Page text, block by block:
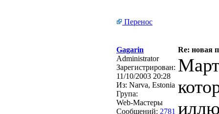
Перенос
Gagarin
Re: новая
Administrator
Зарегистрирован:
11/10/2003 20:28
Из: Narva, Estonia
Група:
Web-Мастеры
Сообщений: 2781